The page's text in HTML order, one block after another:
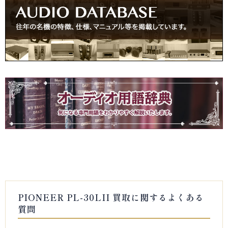
PIONEER PL-30LII 買取に関するよくある
質問